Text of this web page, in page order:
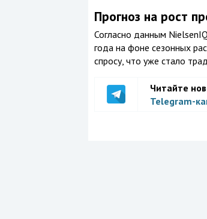
Прогноз на рост
Согласно данным
года на фоне сезонных
спросу, что уже стало
Читайте
Telegram-